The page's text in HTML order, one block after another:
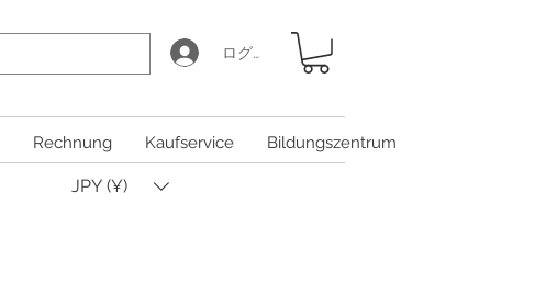
ログイン
Rechnung Kaufservice Bildungszentrum
JPY (¥)